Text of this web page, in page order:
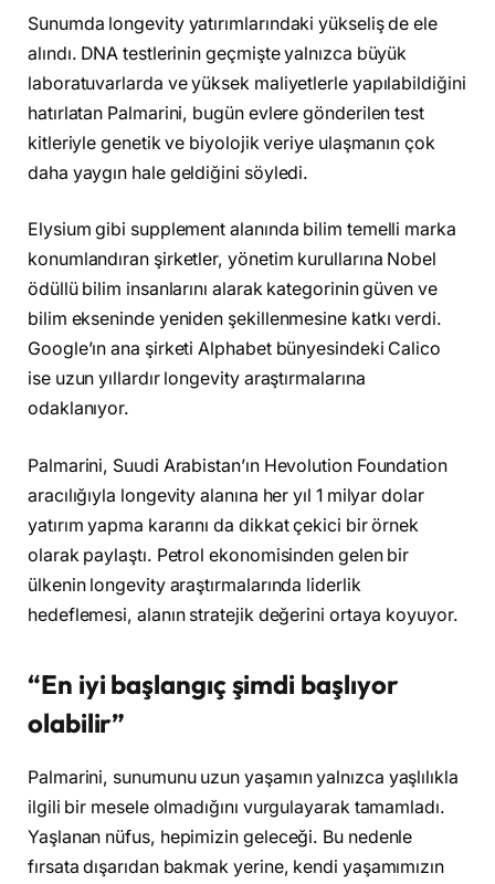
Sunumda longevity yatırımlarındaki yükseliş de ele
alındı. DNA testlerinin geçmişte yalnızca büyük
laboratuvarlarda ve yüksek maliyetlerle yapılabildiğini
hatırlatan Palmarini, bugün evlere gönderilen test
kitleriyle genetik ve biyolojik veriye ulaşmanın çok
daha yaygın hale geldiğini söyledi.
Elysium gibi supplement alanında bilim temelli marka
konumlandıran şirketler, yönetim kurullarına Nobel
ödüllü bilim insanlarını alarak kategorinin güven ve
bilim ekseninde yeniden şekillenmesine katkı verdi.
Google’ın ana şirketi Alphabet bünyesindeki Calico
ise uzun yıllardır longevity araştırmalarına
odaklanıyor.
Palmarini, Suudi Arabistan’ın Hevolution Foundation
aracılığıyla longevity alanına her yıl 1 milyar dolar
yatırım yapma kararını da dikkat çekici bir örnek
olarak paylaştı. Petrol ekonomisinden gelen bir
ülkenin longevity araştırmalarında liderlik
hedeflemesi, alanın stratejik değerini ortaya koyuyor.
“En iyi başlangıç şimdi başlıyor
olabilir”
Palmarini, sunumunu uzun yaşamın yalnızca yaşlılıkla
ilgili bir mesele olmadığını vurgulayarak tamamladı.
Yaşlanan nüfus, hepimizin geleceği. Bu nedenle
fırsata dışarıdan bakmak yerine, kendi yaşamımızın